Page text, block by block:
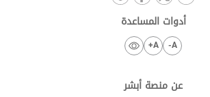
أدوات المساعدة
A-
A+
عن منصة أبشر